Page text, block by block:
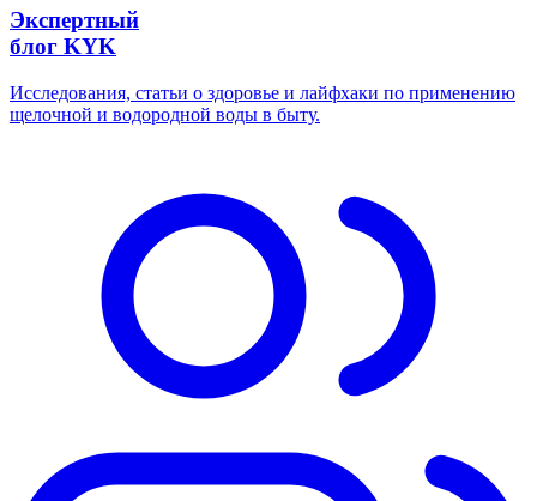
Экспертный
блог KYK
Исследования, статьи о здоровье и лайфхаки по применению
щелочной и водородной воды в быту.